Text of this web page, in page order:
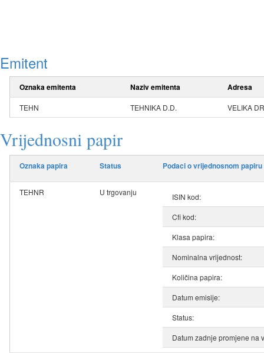
Emitent
Oznaka emitenta Naziv emitenta Adresa
TEHN TEHNIKA D.D. VELIKA
Vrijednosni papir
Oznaka papira Status Podaci o vrijednosnom papiru
TEHNR U trgovanju
ISIN kod:
Cfi kod:
Klasa papira:
Nominalna vrijednost:
Količina papira:
Datum emisije:
Status:
Datum zadnje promjene na